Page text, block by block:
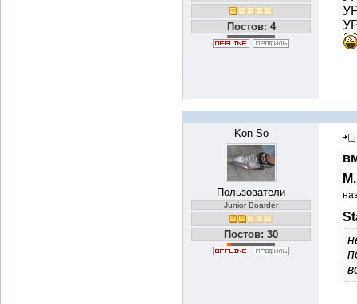
Постов: 4
Kon-So
Пользователи
Junior Boarder
Постов: 30